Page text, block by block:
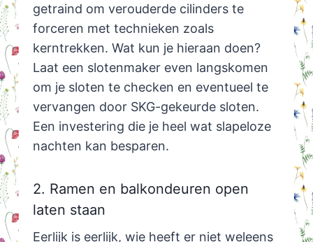
getraind om verouderde cilinders te
forceren met technieken zoals
kerntrekken. Wat kun je hieraan doen?
Laat een slotenmaker even langskomen
om je sloten te checken en eventueel te
vervangen door SKG-gekeurde sloten.
Een investering die je heel wat slapeloze
nachten kan besparen.
2. Ramen en balkondeuren open
laten staan
Eerlijk is eerlijk, wie heeft er niet weleens